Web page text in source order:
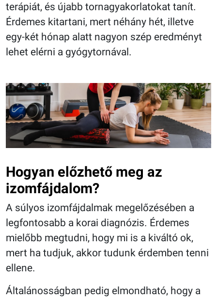
terápiát, és újabb tornagyakorlatokat tanít.
Érdemes kitartani, mert néhány hét, illetve
egy-két hónap alatt nagyon szép eredményt
lehet elérni a gyógytornával.
Hogyan előzhető meg az
izomfájdalom?
A súlyos izomfájdalmak megelőzésében a
legfontosabb a korai diagnózis. Érdemes
mielőbb megtudni, hogy mi is a kiváltó ok,
mert ha tudjuk, akkor tudunk érdemben tenni
ellene.
Általánosságban pedig elmondható, hogy a